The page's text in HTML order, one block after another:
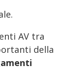
AV tra
della